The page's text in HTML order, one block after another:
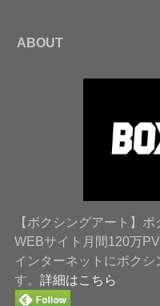
ABOUT
【ボクシングアート】
WEBサイト月間120万PV
インターネットにボク
す。 詳細はこちら